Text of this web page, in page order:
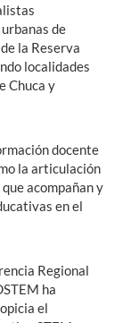
de
la Reserva
localidades
Chuca y
docente
la articulación
acompañan y
en el
Regional
ha
el